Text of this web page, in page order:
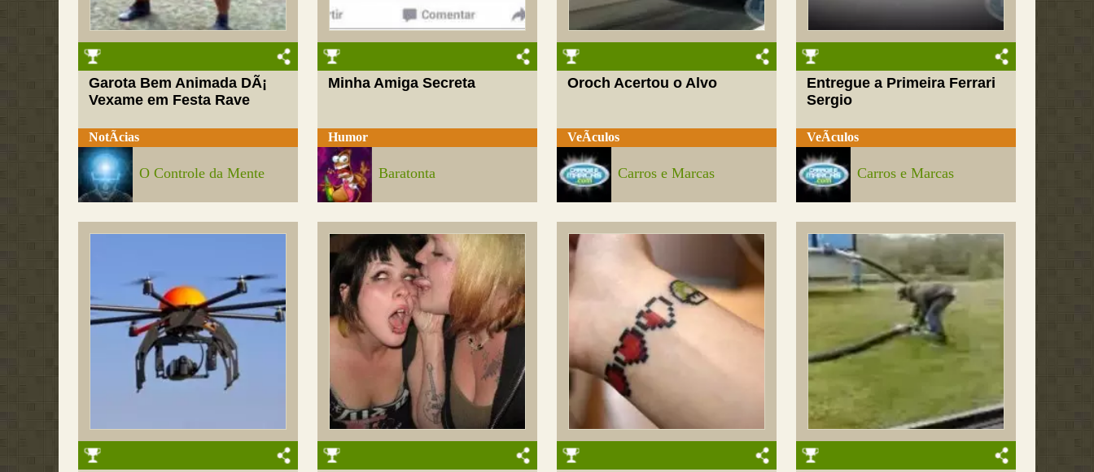
Garota Bem Animada DÃ¡
Vexame em Festa Rave
NotÃ­cias
O Controle da Mente
Minha Amiga Secreta
Humor
Baratonta
Oroch Acertou o Alvo
VeÃ­culos
Carros e Marcas
Entregue a Primeira Ferrari
Sergio
VeÃ­culos
Carros e Marcas